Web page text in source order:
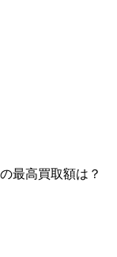
最高買取額は？